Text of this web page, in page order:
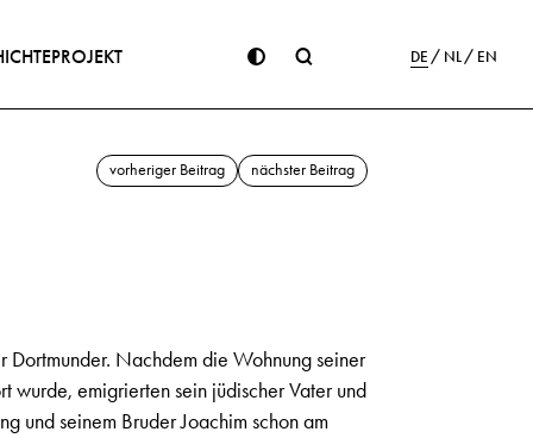
PROJEKT DE NL EN
vorheriger Beitrag nächster Beitrag
Nachdem die Wohnung seiner
wurde, emigrierten sein jüdischer Vater und
und seinem Bruder Joachim schon am